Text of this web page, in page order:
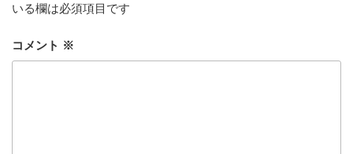
いる欄は必須項目です
コメント ※